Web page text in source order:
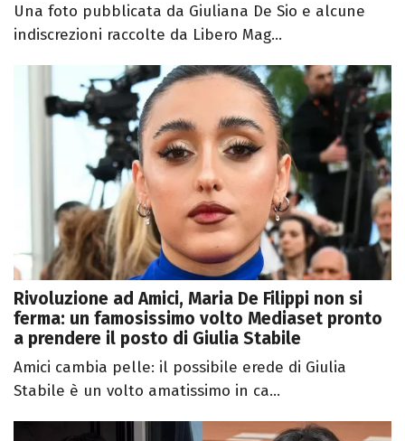
Una foto pubblicata da Giuliana De Sio e alcune
indiscrezioni raccolte da Libero Mag...
Rivoluzione ad Amici, Maria De Filippi non si
ferma: un famosissimo volto Mediaset pronto
a prendere il posto di Giulia Stabile
Amici cambia pelle: il possibile erede di Giulia
Stabile è un volto amatissimo in ca...